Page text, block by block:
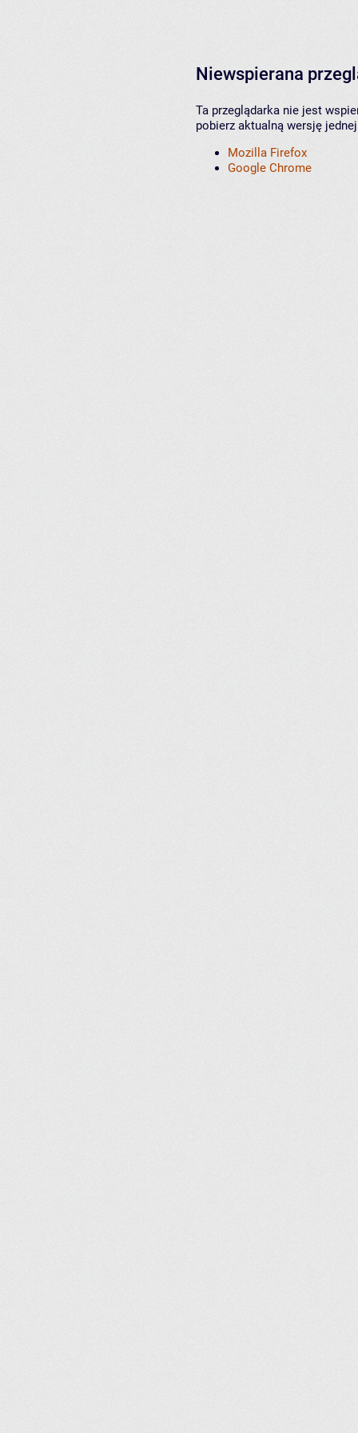
Niewspierana
Ta przeglądarka nie jest
pobierz aktualną wersję
Mozilla Firefox
Google Chrome